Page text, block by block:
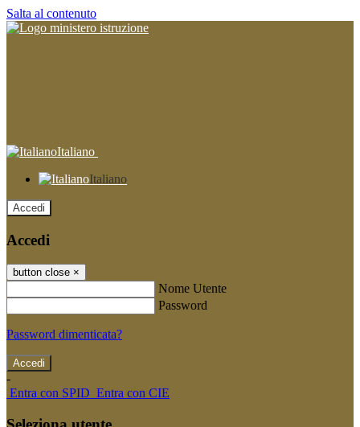
Salta al contenuto
Italiano
Italiano
Accedi
Accedi
button close ×
Nome Utente
Password
Password dimenticata?
-
Entra con SPID Entra con CIE